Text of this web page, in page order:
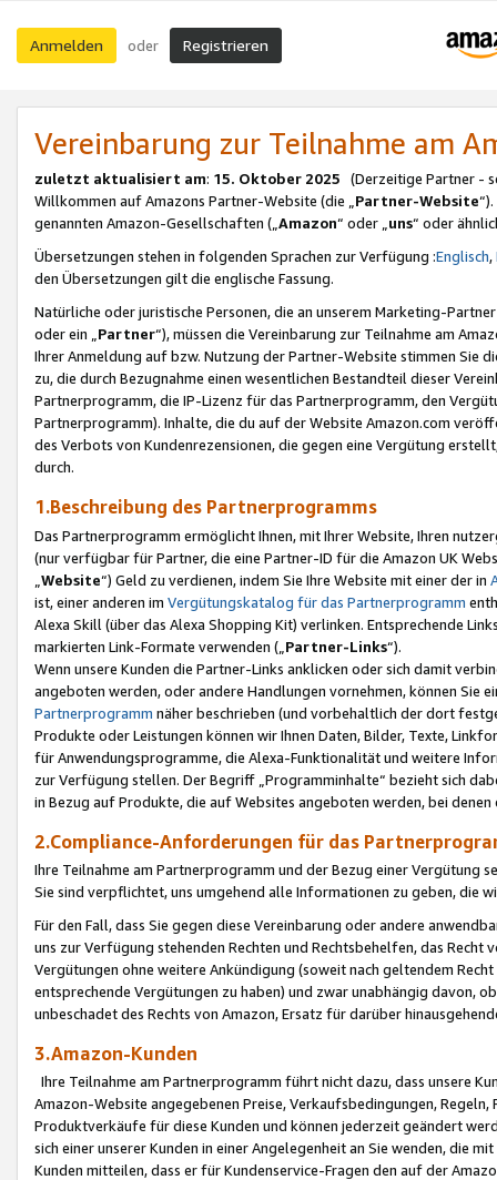
Anmelden oder Registrieren
Vereinbarung zur Teilnahme am
zuletzt aktualisiert am: 15. Oktober 2025 (Derzeitige Partner -
Willkommen auf Amazons Partner-Website (die „Partner-Website
genannten Amazon-Gesellschaften („Amazon“ oder „uns“ oder
Übersetzungen stehen in folgenden Sprachen zur Verfügung :Englisch,
den Übersetzungen gilt die englische Fassung.
Natürliche oder juristische Personen, die an unserem Marketing-
oder ein „Partner“), müssen die Vereinbarung zur Teilnahme am
Ihrer Anmeldung auf bzw. Nutzung der Partner-Website stimmen Sie
zu, die durch Bezugnahme einen wesentlichen Bestandteil dieser
Partnerprogramm, die IP-Lizenz für das Partnerprogramm, den
Partnerprogramm). Inhalte, die du auf der Website Amazon.com
des Verbots von Kundenrezensionen, die gegen eine Vergütung
durch.
1.Beschreibung des Partnerprogramms
Das Partnerprogramm ermöglicht Ihnen, mit Ihrer Website, Ihren
(nur verfügbar für Partner, die eine Partner-ID für die Amazon UK
Website“) Geld zu verdienen, indem Sie Ihre Website mit einer der in
ist, einer anderen im Vergütungskatalog für das Partnerprogramm
Alexa Skill (über das Alexa Shopping Kit) verlinken. Entsprechende
markierten Link-Formate verwenden („ Partner-Links“).
Wenn unsere Kunden die Partner-Links anklicken oder sich damit
angeboten werden, oder andere Handlungen vornehmen, können Sie
Partnerprogramm näher beschrieben (und vorbehaltlich der dort
Produkte oder Leistungen können wir Ihnen Daten, Bilder, Texte,
für Anwendungsprogramme, die Alexa-Funktionalität und weitere
zur Verfügung stellen. Der Begriff „Programminhalte“ bezieht sich
in Bezug auf Produkte, die auf Websites angeboten werden, bei
2.Compliance-Anforderungen für das
Ihre Teilnahme am Partnerprogramm und der Bezug einer Vergütung
Sie sind verpflichtet, uns umgehend alle Informationen zu geben, die
Für den Fall, dass Sie gegen diese Vereinbarung oder andere
uns zur Verfügung stehenden Rechten und Rechtsbehelfen, das
Vergütungen ohne weitere Ankündigung (soweit nach geltendem
entsprechende Vergütungen zu haben) und zwar unabhängig davon,
unbeschadet des Rechts von Amazon, Ersatz für darüber
3.Amazon-Kunden
Ihre Teilnahme am Partnerprogramm führt nicht dazu, dass unsere
Amazon-Website angegebenen Preise, Verkaufsbedingungen,
Produktverkäufe für diese Kunden und können jederzeit geändert
sich einer unserer Kunden in einer Angelegenheit an Sie wenden, die
Kunden mitteilen, dass er für Kundenservice-Fragen den auf der